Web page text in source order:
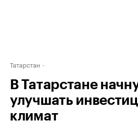
Татарстан
В Татарстане
улучшать
климат